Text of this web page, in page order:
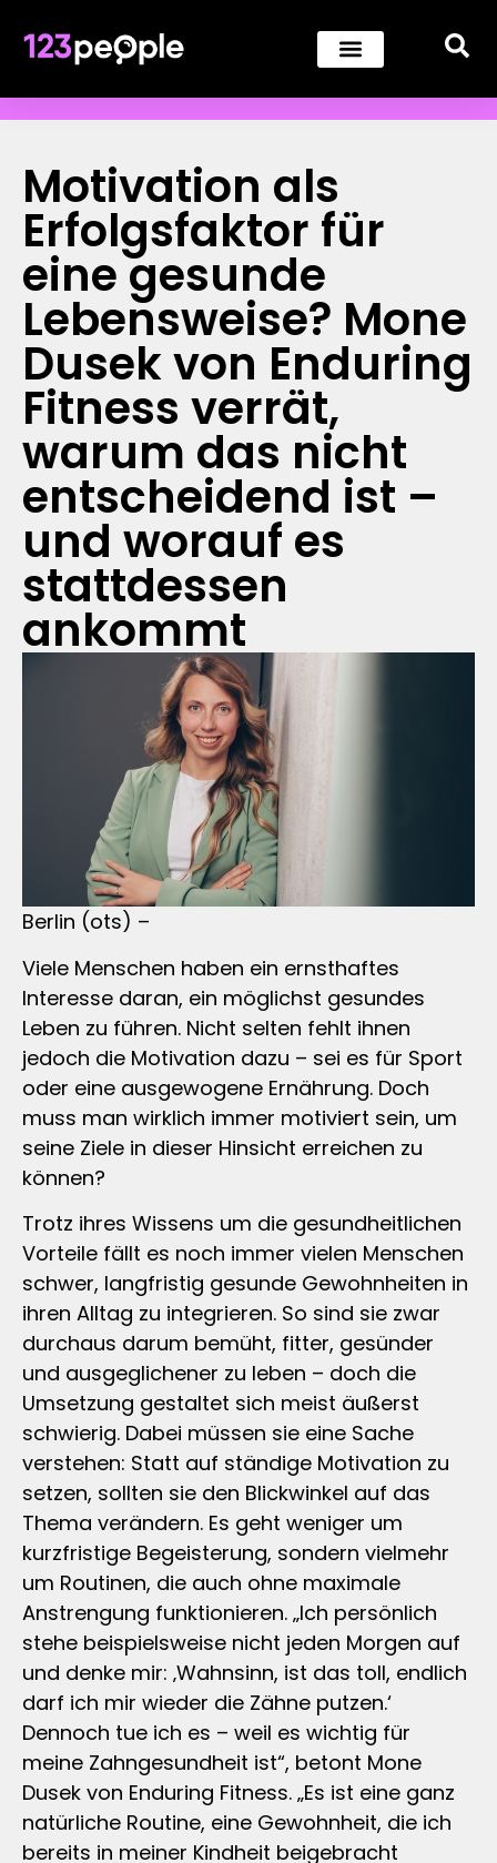
Motivation als
Erfolgsfaktor für
eine gesunde
Lebensweise? Mone
Dusek von Enduring
Fitness verrät,
warum das nicht
entscheidend ist –
und worauf es
stattdessen
ankommt
Berlin (ots) –
Viele Menschen haben ein ernsthaftes
Interesse daran, ein möglichst gesundes
Leben zu führen. Nicht selten fehlt ihnen
jedoch die Motivation dazu – sei es für Sport
oder eine ausgewogene Ernährung. Doch
muss man wirklich immer motiviert sein, um
seine Ziele in dieser Hinsicht erreichen zu
können?
Trotz ihres Wissens um die gesundheitlichen
Vorteile fällt es noch immer vielen Menschen
schwer, langfristig gesunde Gewohnheiten in
ihren Alltag zu integrieren. So sind sie zwar
durchaus darum bemüht, fitter, gesünder
und ausgeglichener zu leben – doch die
Umsetzung gestaltet sich meist äußerst
schwierig. Dabei müssen sie eine Sache
verstehen: Statt auf ständige Motivation zu
setzen, sollten sie den Blickwinkel auf das
Thema verändern. Es geht weniger um
kurzfristige Begeisterung, sondern vielmehr
um Routinen, die auch ohne maximale
Anstrengung funktionieren. „Ich persönlich
stehe beispielsweise nicht jeden Morgen auf
und denke mir: ‚Wahnsinn, ist das toll, endlich
darf ich mir wieder die Zähne putzen.‘
Dennoch tue ich es – weil es wichtig für
meine Zahngesundheit ist“, betont Mone
Dusek von Enduring Fitness. „Es ist eine ganz
natürliche Routine, eine Gewohnheit, die ich
bereits in meiner Kindheit beigebracht